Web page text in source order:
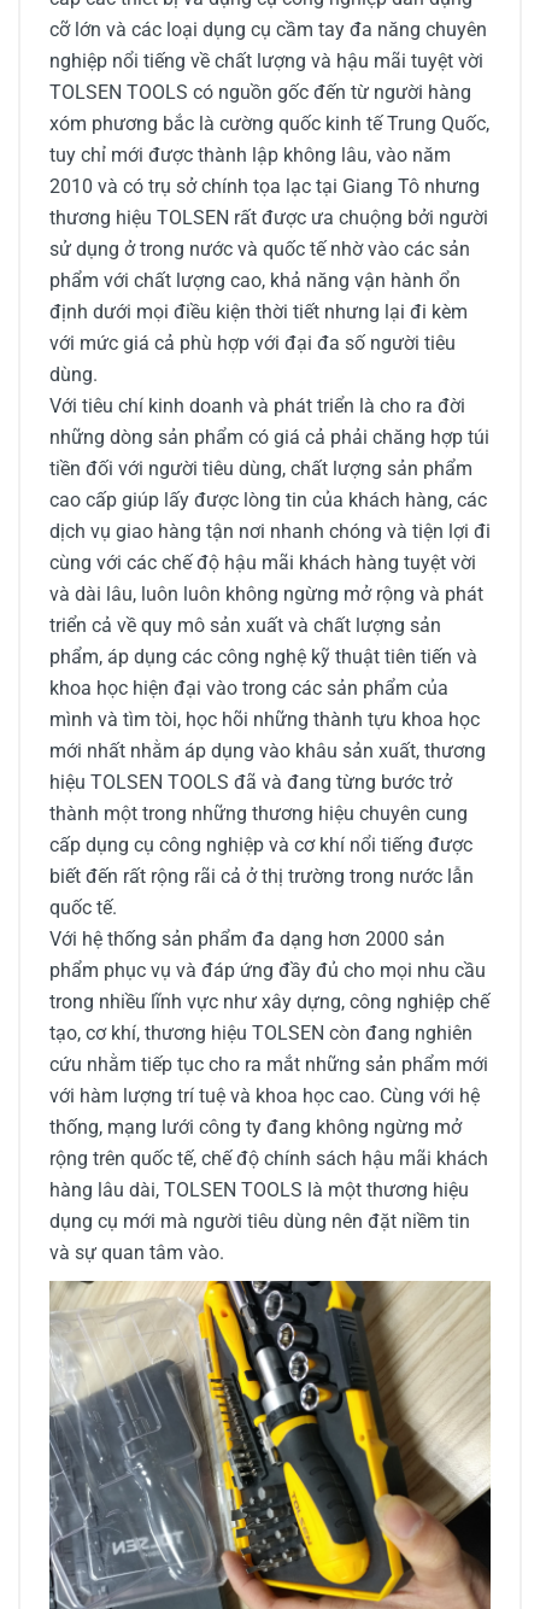
cỡ lớn và các loại dụng cụ cầm tay đa năng chuyên
nghiệp nổi tiếng về chất lượng và hậu mãi tuyệt vời
TOLSEN TOOLS có nguồn gốc đến từ người hàng
xóm phương bắc là cường quốc kinh tế Trung Quốc,
tuy chỉ mới được thành lập không lâu, vào năm
2010 và có trụ sở chính tọa lạc tại Giang Tô nhưng
thương hiệu TOLSEN rất được ưa chuộng bởi người
sử dụng ở trong nước và quốc tế nhờ vào các sản
phẩm với chất lượng cao, khả năng vận hành ổn
định dưới mọi điều kiện thời tiết nhưng lại đi kèm
với mức giá cả phù hợp với đại đa số người tiêu
dùng.
Với tiêu chí kinh doanh và phát triển là cho ra đời
những dòng sản phẩm có giá cả phải chăng hợp túi
tiền đối với người tiêu dùng, chất lượng sản phẩm
cao cấp giúp lấy được lòng tin của khách hàng, các
dịch vụ giao hàng tận nơi nhanh chóng và tiện lợi đi
cùng với các chế độ hậu mãi khách hàng tuyệt vời
và dài lâu, luôn luôn không ngừng mở rộng và phát
triển cả về quy mô sản xuất và chất lượng sản
phẩm, áp dụng các công nghệ kỹ thuật tiên tiến và
khoa học hiện đại vào trong các sản phẩm của
mình và tìm tòi, học hõi những thành tựu khoa học
mới nhất nhằm áp dụng vào khâu sản xuất, thương
hiệu TOLSEN TOOLS đã và đang từng bước trở
thành một trong những thương hiệu chuyên cung
cấp dụng cụ công nghiệp và cơ khí nổi tiếng được
biết đến rất rộng rãi cả ở thị trường trong nước lẫn
quốc tế.
Với hệ thống sản phẩm đa dạng hơn 2000 sản
phẩm phục vụ và đáp ứng đầy đủ cho mọi nhu cầu
trong nhiều lĩnh vực như xây dựng, công nghiệp chế
tạo, cơ khí, thương hiệu TOLSEN còn đang nghiên
cứu nhằm tiếp tục cho ra mắt những sản phẩm mới
với hàm lượng trí tuệ và khoa học cao. Cùng với hệ
thống, mạng lưới công ty đang không ngừng mở
rộng trên quốc tế, chế độ chính sách hậu mãi khách
hàng lâu dài, TOLSEN TOOLS là một thương hiệu
dụng cụ mới mà người tiêu dùng nên đặt niềm tin
và sự quan tâm vào.